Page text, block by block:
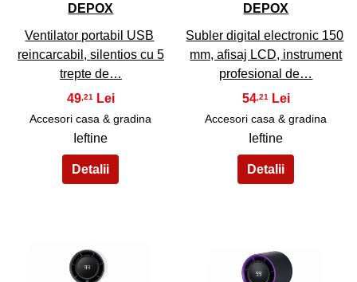
DEPOX
Ventilator portabil USB
reincarcabil, silentios cu 5
trepte de…
49,21
Accesori casa & gradina
Ieftine
DEPOX
Subler digital electronic 150
mm, afisaj LCD, instrument
profesional de…
54 ,21
Accesori casa & gradina
Ieftine